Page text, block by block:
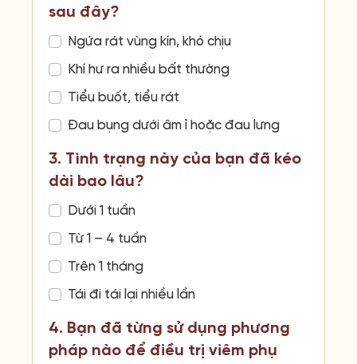
sau đây?
Ngứa rát vùng kín, khó chịu
Khí hư ra nhiều bất thường
Tiểu buốt, tiểu rát
Đau bụng dưới âm ỉ hoặc đau lưng
3. Tình trạng này của bạn đã kéo
dài bao lâu?
Dưới 1 tuần
Từ 1 – 4 tuần
Trên 1 tháng
Tái đi tái lại nhiều lần
4. Bạn đã từng sử dụng phương
pháp nào để điều trị viêm phụ